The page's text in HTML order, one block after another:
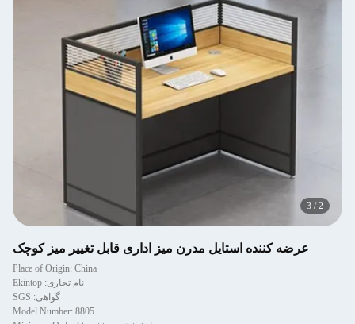
2
/
3
عرضه کننده استایل مدرن میز اداری قابل تغییر میز کوچک
Place of Origin: China
نام تجاری: Ekintop
گواهی: SGS
Model Number: 8805